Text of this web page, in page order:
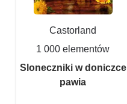
Castorland
1 000 elementów
Sloneczniki w doniczce
pawia